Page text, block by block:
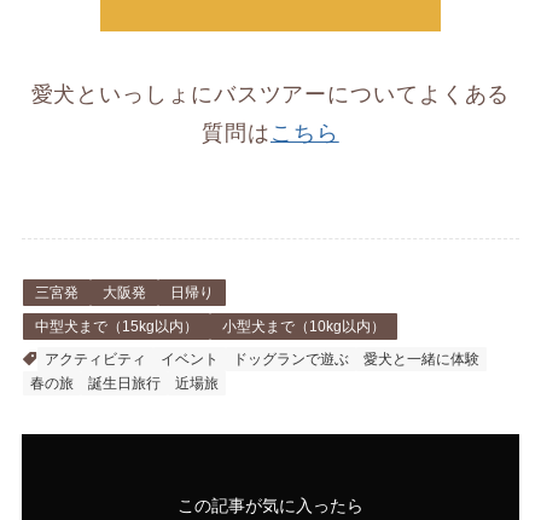
愛犬といっしょにバスツアーについてよくある
質問は こちら
三宮発 大阪発
日帰り
中型犬まで（15kg以内）
小型犬まで（10kg以内）
アクティビティ
イベント ドッグランで遊ぶ
愛犬と一緒に体験
春の旅
誕生日旅行 近場旅
この記事が気に入ったら